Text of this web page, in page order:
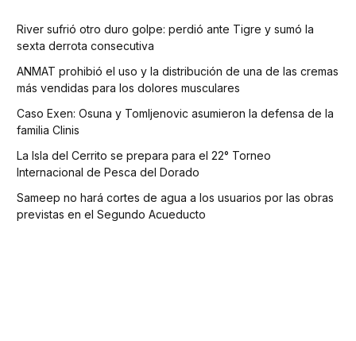
River sufrió otro duro golpe: perdió ante Tigre y sumó la
sexta derrota consecutiva
ANMAT prohibió el uso y la distribución de una de las cremas
más vendidas para los dolores musculares
Caso Exen: Osuna y Tomljenovic asumieron la defensa de la
familia Clinis
La Isla del Cerrito se prepara para el 22° Torneo
Internacional de Pesca del Dorado
Sameep no hará cortes de agua a los usuarios por las obras
previstas en el Segundo Acueducto